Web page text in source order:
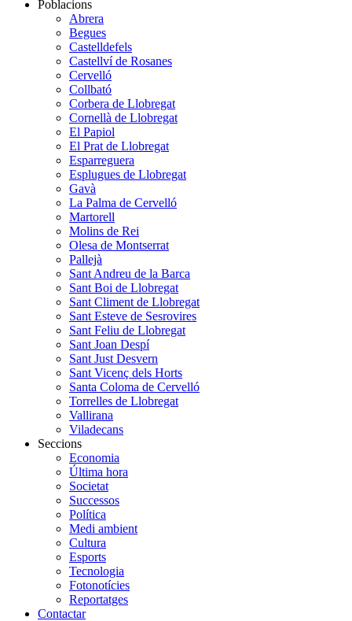
Poblacions
Abrera
Begues
Castelldefels
Castellví de Rosanes
Cervelló
Collbató
Corbera de Llobregat
Cornellà de Llobregat
El Papiol
El Prat de Llobregat
Esparreguera
Esplugues de Llobregat
Gavà
La Palma de Cervelló
Martorell
Molins de Rei
Olesa de Montserrat
Pallejà
Sant Andreu de la Barca
Sant Boi de Llobregat
Sant Climent de Llobregat
Sant Esteve de Sesrovires
Sant Feliu de Llobregat
Sant Joan Despí
Sant Just Desvern
Sant Vicenç dels Horts
Santa Coloma de Cervelló
Torrelles de Llobregat
Vallirana
Viladecans
Seccions
Economia
Última hora
Societat
Successos
Política
Medi ambient
Cultura
Esports
Tecnologia
Fotonotícies
Reportatges
Contactar